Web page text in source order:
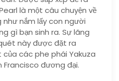
là một câu chuyện về
nắm lấy con người
gì bạn sinh ra. Sự lãng
này được đặt ra
của các phe phái Yakuza
Francisco đương đại.